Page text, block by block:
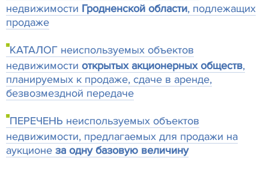
недвижимости Гродненской области, подлежащих
продаже
КАТАЛОГ неиспользуемых объектов
недвижимости открытых акционерных обществ,
планируемых к продаже, сдаче в аренде,
безвозмездной передаче
ПЕРЕЧЕНЬ неиспользуемых объектов
недвижимости, предлагаемых для продажи на
аукционе за одну базовую величину